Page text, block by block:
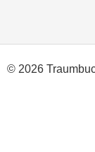
© 2026